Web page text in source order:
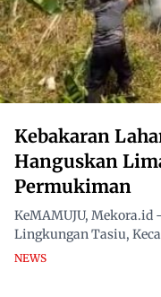
Kebakaran
Hanguskan
Permukiman
KeMAMUJU, Mekora.id
Lingkungan Tasiu,
NEWS